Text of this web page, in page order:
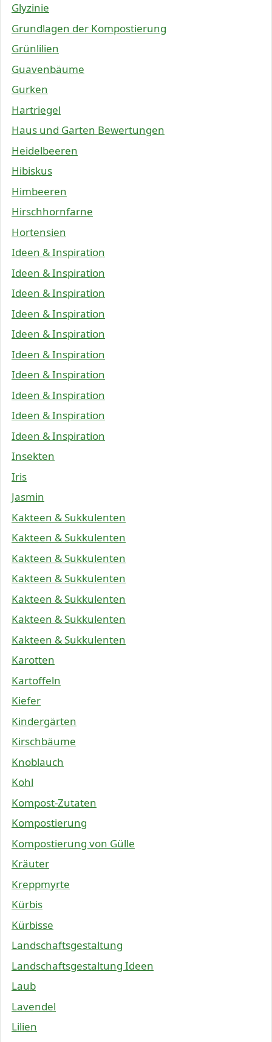
Glyzinie
Grundlagen der Kompostierung
Grünlilien
Guavenbäume
Gurken
Hartriegel
Haus und Garten Bewertungen
Heidelbeeren
Hibiskus
Himbeeren
Hirschhornfarne
Hortensien
Ideen & Inspiration
Ideen & Inspiration
Ideen & Inspiration
Ideen & Inspiration
Ideen & Inspiration
Ideen & Inspiration
Ideen & Inspiration
Ideen & Inspiration
Ideen & Inspiration
Ideen & Inspiration
Insekten
Iris
Jasmin
Kakteen & Sukkulenten
Kakteen & Sukkulenten
Kakteen & Sukkulenten
Kakteen & Sukkulenten
Kakteen & Sukkulenten
Kakteen & Sukkulenten
Kakteen & Sukkulenten
Karotten
Kartoffeln
Kiefer
Kindergärten
Kirschbäume
Knoblauch
Kohl
Kompost-Zutaten
Kompostierung
Kompostierung von Gülle
Kräuter
Kreppmyrte
Kürbis
Kürbisse
Landschaftsgestaltung
Landschaftsgestaltung Ideen
Laub
Lavendel
Lilien